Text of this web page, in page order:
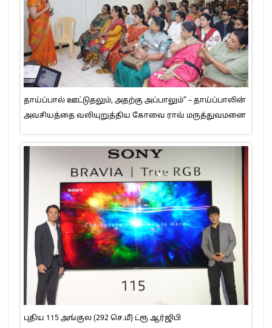
தாய்ப்பால் ஊட்டுதலும், அதற்கு அப்பாலும்” – தாய்ப்பாலின்
அவசியத்தை வலியுறுத்திய கோவை ராவ் மருத்துவமனை
புதிய 115 அங்குல (292 செ.மீ) ட்ரூ ஆர்ஜிபி